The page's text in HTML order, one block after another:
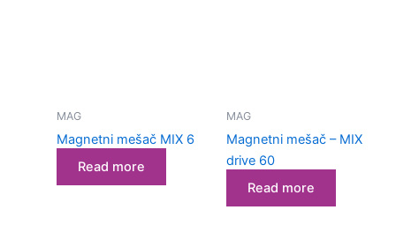
MAG
Magnetni mešač MIX 6
Read more
MAG
Magnetni mešač – MIX
drive 60
Read more